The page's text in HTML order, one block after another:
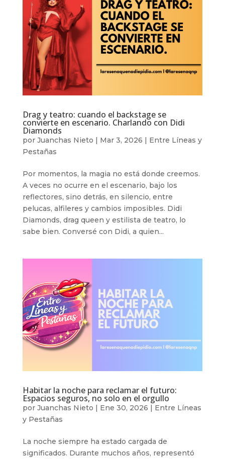
Drag y teatro: cuando el backstage se
convierte en escenario. Charlando con Didi
Diamonds
por Juanchas Nieto | Mar 3, 2026 | Entre Líneas y
Pestañas
Por momentos, la magia no está donde creemos.
A veces no ocurre en el escenario, bajo los
reflectores, sino detrás, en silencio, entre
pelucas, alfileres y cambios imposibles. Didi
Diamonds, drag queen y estilista de teatro, lo
sabe bien. Conversé con Didi, a quien...
Habitar la noche para reclamar el futuro:
Espacios seguros, no solo en el orgullo
por Juanchas Nieto | Ene 30, 2026 | Entre Líneas
y Pestañas
La noche siempre ha estado cargada de
significados. Durante muchos años, representó